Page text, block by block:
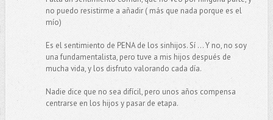
no puedo resistirme a añadir ( más que nada porque es el
mío)
Es el sentimiento de PENA de los sinhijos. Sí ... Y no, no soy
una fundamentalista, pero tuve a mis hijos después de
mucha vida, y los disfruto valorando cada día.
Nadie dice que no sea difícil, pero unos años compensa
centrarse en los hijos y pasar de etapa.